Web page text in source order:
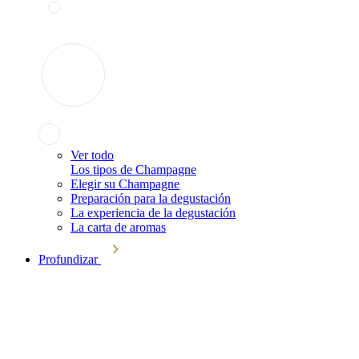
Ver todo
Los tipos de Champagne
Elegir su Champagne
Preparación para la degustación
La experiencia de la degustación
La carta de aromas
Profundizar